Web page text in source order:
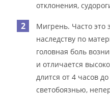
отклонения,
Мигрень. Часто это
наследству по
головная боль
и отличается
длится от 4 часов
светобоязнью,